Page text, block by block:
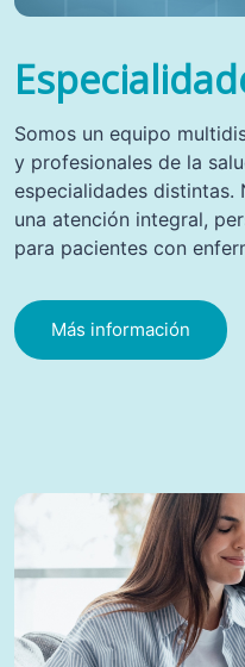
Somos un equipo
y profesionales de la
especialidades distintas.
una atención integral,
para pacientes con
Más información